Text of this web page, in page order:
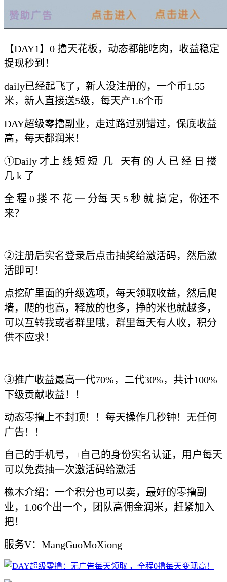
【DAY1】0 撸天花板，动态都能吃肉，收益稳定
提现秒到！
daily已经起飞了，新人没注册的，一个币1.55
米，新人直接送5级，每天产1.6个币
DAY超级零撸副业，走过路过别错过，保底收益
高，每天都润米！
①Daily 才上 线 短 短 几 天有 的 人 已 经 日 搂
几 k 了
全 程 0 搂 不 花 一 分每 天 5 秒 就 搞 定，你还不
来？
②注册后实名登录后点击抽奖给激活码，然后激
活即可！
点挖矿里面的升级选项，每天领取收益，然后爬
墙，爬的也高，释放的也多，挣的米也就越多，
可以互转我或者群里哦，群里每天有人收，积分
供不应求！
③推广收益最高一代70%，二代30%，共计100%
下级贡献收益！！
动态零撸上不封顶！！每天操作几秒钟！无任何
广告！！
自己的手机号，+自己的身份实名认证，用户每天
可以免费抽一次激活码给激活
橡木介绍：一个积分也可以卖，最好的零撸副
业，1.06个出一个，团队高佣金润米，赶紧加入
把！
服务V：MangGuoMoXiong